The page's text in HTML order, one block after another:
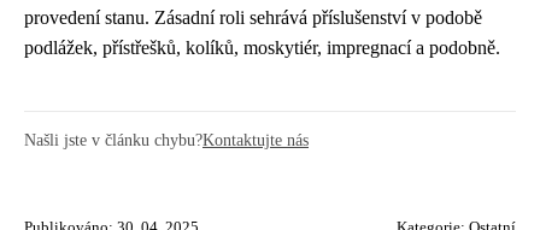
provedení stanu. Zásadní roli sehrává příslušenství v podobě
podlážek, přístřešků, kolíků, moskytiér, impregnací a podobně.
Našli jste v článku chybu?Kontaktujte nás